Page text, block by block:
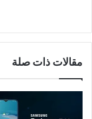
مقالات ذات صلة